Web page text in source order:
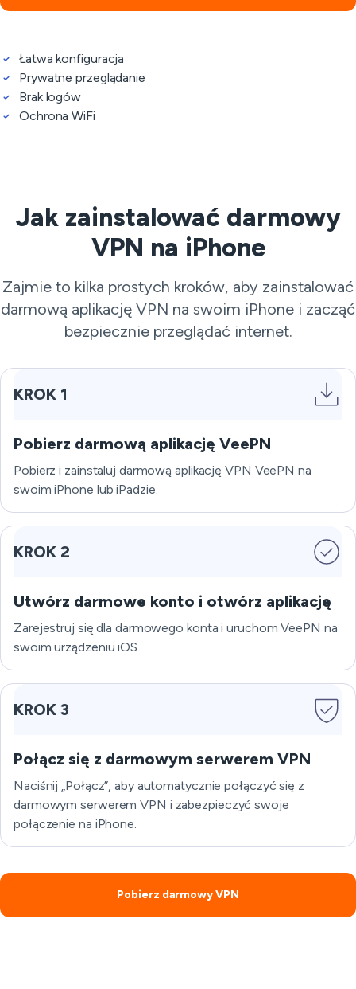
Łatwa konfiguracja
Prywatne przeglądanie
Brak logów
Ochrona WiFi
Jak zainstalować darmowy
VPN na iPhone
Zajmie to kilka prostych kroków, aby zainstalować
darmową aplikację VPN na swoim iPhone i zacząć
bezpiecznie przeglądać internet.
KROK 1
Pobierz darmową aplikację VeePN
Pobierz i zainstaluj darmową aplikację VPN VeePN na
swoim iPhone lub iPadzie.
KROK 2
Utwórz darmowe konto i otwórz aplikację
Zarejestruj się dla darmowego konta i uruchom VeePN na
swoim urządzeniu iOS.
KROK 3
Połącz się z darmowym serwerem VPN
Naciśnij „Połącz”, aby automatycznie połączyć się z
darmowym serwerem VPN i zabezpieczyć swoje
połączenie na iPhone.
Pobierz darmowy VPN